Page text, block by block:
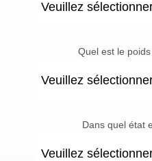
Quel est le
Dans quel état